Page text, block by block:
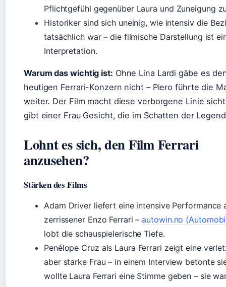
Pflichtgefühl gegenüber Laura und Zuneigung
Historiker sind sich uneinig, wie intensiv die
tatsächlich war – die filmische Darstellung ist
Interpretation.
Warum das wichtig ist: Ohne Lina Lardi gäbe es
heutigen Ferrari-Konzern nicht – Piero führte die
weiter. Der Film macht diese verborgene Linie
gibt einer Frau Gesicht, die im Schatten der
Lohnt es sich, den Film Ferrari
anzusehen?
Stärken des Films
Adam Driver liefert eine intensive Performance
zerrissener Enzo Ferrari –autowin.no
lobt die schauspielerische Tiefe.
Penélope Cruz als Laura Ferrari zeigt eine
aber starke Frau – in einem Interview betonte
wollte Laura Ferrari eine Stimme geben – sie